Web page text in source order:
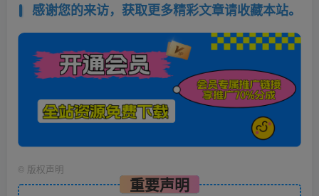
感谢您的来访，获取更多精彩文章请收藏本站。
© 版权声明
重要声明